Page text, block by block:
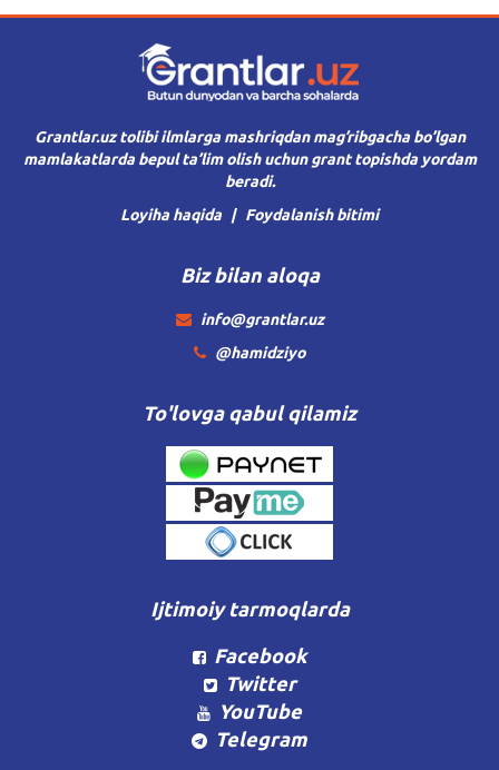
Grantlar.uz tolibi ilmlarga mashriqdan mag’ribgacha bo’lgan
mamlakatlarda bepul ta’lim olish uchun grant topishda yordam
beradi.
Loyiha haqida
Foydalanish bitimi
Biz bilan aloqa
info@grantlar.uz
@hamidziyo
To'lovga qabul qilamiz
Ijtimoiy tarmoqlarda
Facebook
Twitter
YouTube
Telegram